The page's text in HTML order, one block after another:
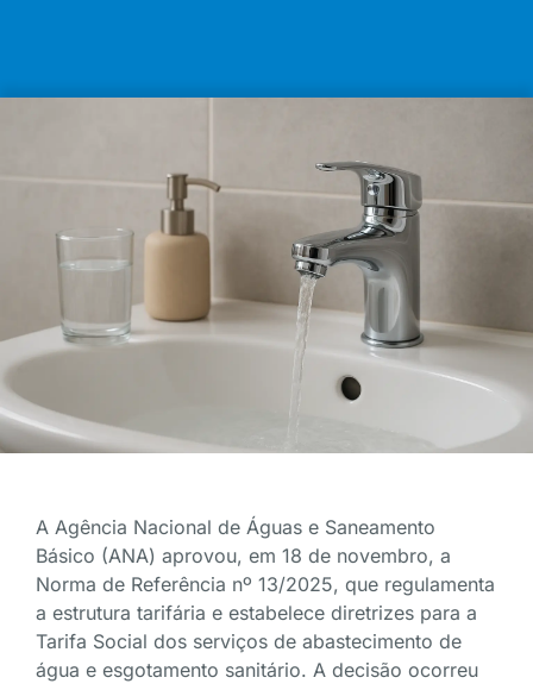
A Agência Nacional de Águas e Saneamento
Básico (ANA) aprovou, em 18 de novembro, a
Norma de Referência nº 13/2025, que regulamenta
a estrutura tarifária e estabelece diretrizes para a
Tarifa Social dos serviços de abastecimento de
água e esgotamento sanitário. A decisão ocorreu